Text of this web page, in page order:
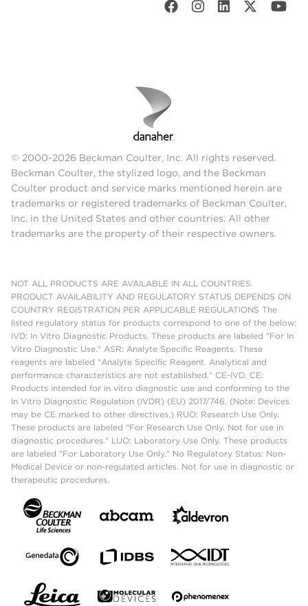
© 2000-2026 Beckman Coulter, Inc. All rights reserved.
Beckman Coulter, the stylized logo, and the Beckman
Coulter product and service marks mentioned herein are
trademarks or registered trademarks of Beckman Coulter,
Inc. in the United States and other countries. All other
trademarks are the property of their respective owners.
NOT ALL PRODUCTS ARE AVAILABLE IN ALL COUNTRIES.
PRODUCT AVAILABILITY AND REGULATORY STATUS DEPENDS ON
COUNTRY REGISTRATION PER APPLICABLE REGULATIONS The
listed regulatory status for products correspond to one of the below:
IVD: In Vitro Diagnostic Products. These products are labeled "For In
Vitro Diagnostic Use." ASR: Analyte Specific Reagents. These
reagents are labeled "Analyte Specific Reagent. Analytical and
performance characteristics are not established." CE-IVD, CE:
Products intended for in vitro diagnostic use and conforming to the
In Vitro Diagnostic Regulation (IVDR) (EU) 2017/746. (Note: Devices
may be CE marked to other directives.) RUO: Research Use Only.
These products are labeled "For Research Use Only. Not for use in
diagnostic procedures." LUO: Laboratory Use Only. These products
are labeled "For Laboratory Use Only." No Regulatory Status: Non-
Medical Device or non-regulated articles. Not for use in diagnostic or
therapeutic procedures.